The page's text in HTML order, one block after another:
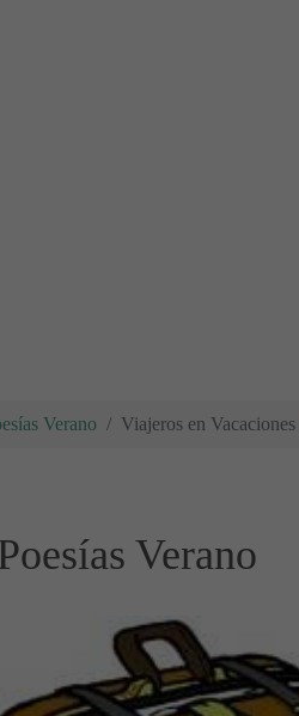
Verano Viajeros en
Verano